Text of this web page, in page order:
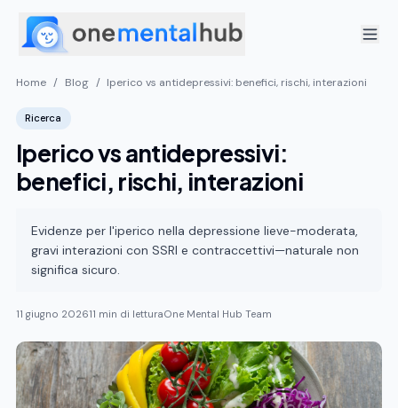
Home / Blog / Iperico vs antidepressivi: benefici, rischi, interazioni
Ricerca
Iperico vs antidepressivi:
benefici, rischi, interazioni
Evidenze per l'iperico nella depressione lieve-moderata,
gravi interazioni con SSRI e contraccettivi—naturale non
significa sicuro.
11 giugno 202611 min di letturaOne Mental Hub Team